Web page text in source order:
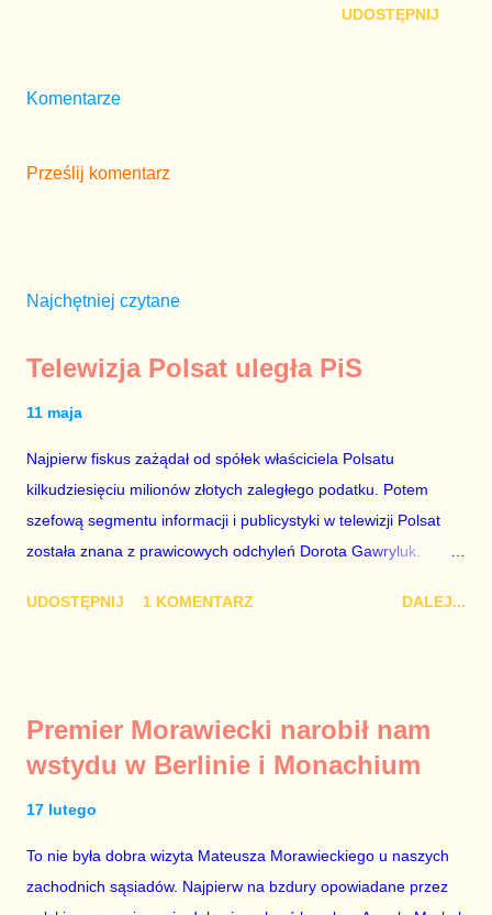
UDOSTĘPNIJ
Komentarze
Prześlij komentarz
Najchętniej czytane
Telewizja Polsat uległa PiS
11 maja
Najpierw fiskus zażądał od spółek właściciela Polsatu
kilkudziesięciu milionów złotych zaległego podatku. Potem
szefową segmentu informacji i publicystyki w telewizji Polsat
została znana z prawicowych odchyleń Dorota Gawryluk.
marionetka partii rządzącej, żona agenta SB, który jest obecnie
tylko tam, gdzie nie ma trudnych pytań. Taki obrót spraw
przyjmuję ze smutkiem. Właściciela Polsatu – Zygmunta
znowu dał się złamać partii Jarosława Kaczyńskiego. Znowu,
bo w 2007 roku też tak się stało. Na kilka tygodni przed
UDOSTĘPNIJ 1 KOMENTARZ DALEJ...
Premier Morawiecki narobił nam
wstydu w Berlinie i Monachium
17 lutego
To nie była dobra wizyta Mateusza Morawieckiego u naszych
zachodnich sąsiadów. Najpierw na bzdury opowiadane przez